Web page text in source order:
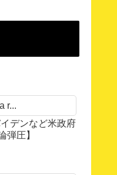
r...
デンなど米政府
弾圧】